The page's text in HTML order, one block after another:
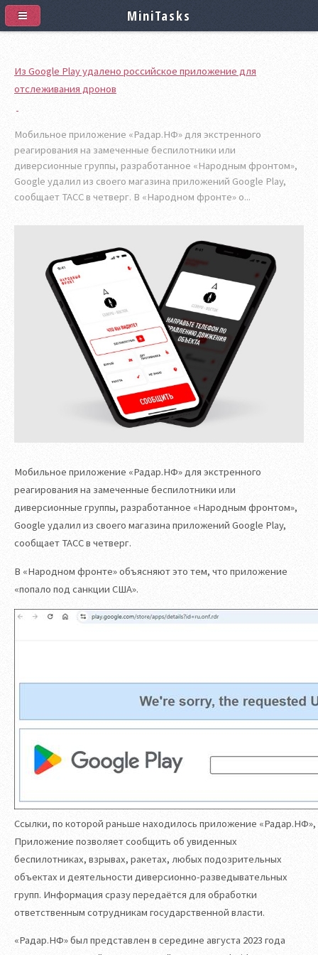
Из Google Play удалено российское приложение для
отслеживания дронов
Мобильное приложение «Радар.НФ» для экстренного
реагирования на замеченные беспилотники или
диверсионные группы, разработанное «Народным фронтом»,
Google удалил из своего магазина приложений Google Play,
сообщает ТАСС в четверг. В «Народном фронте» о...
Мобильное приложение «Радар.НФ» для экстренного
реагирования на замеченные беспилотники или
диверсионные группы, разработанное «Народным фронтом»,
Google удалил из своего магазина приложений Google Play,
сообщает ТАСС в четверг.
В «Народном фронте» объясняют это тем, что приложение
«попало под санкции США».
Ссылки, по которой раньше находилось приложение
Приложение позволяет сообщить об увиденных
беспилотниках, взрывах, ракетах, любых подозрительных
объектах и деятельности диверсионно-разведывательных
групп. Информация сразу передаётся для обработки
ответственным сотрудникам государственной власти.
«Радар.НФ» был представлен в середине августа 2023 года
MiniTasks